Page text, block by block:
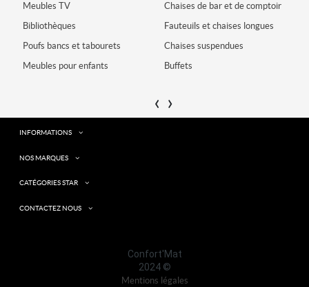
Meubles TV
Bibliothèques
Poufs bancs et tabourets
Meubles pour enfants
Chaises de bar et de comptoir
Fauteuils et chaises longues
Chaises suspendues
Buffets
‹ ›
INFORMATIONS
NOS MARQUES
CATÉGORIES STAR
CONTACTEZ NOUS
Confort'Mat
2024 ©
Mentions légales